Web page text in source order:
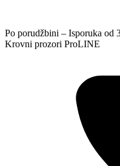
Po porudžbini – Isporuka od
Krovni prozori ProLINE